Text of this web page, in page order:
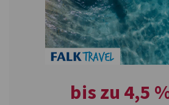
bis zu 4,5